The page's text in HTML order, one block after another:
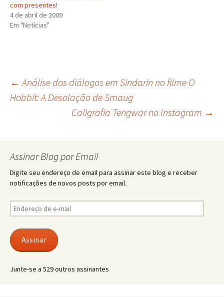
com presentes!
4 de abril de 2009
Em "Notícias"
Navegação
posts
← Análise dos diálogos em Sindarin no filme O
Hobbit: A Desolação de Smaug
Caligrafia Tengwar no Instagram →
Assinar Blog por Email
Digite seu endereço de email para assinar este blog e receber
notificações de novos posts por email.
Endereço
de
mail Assinar
Junte-se a 529 outros assinantes